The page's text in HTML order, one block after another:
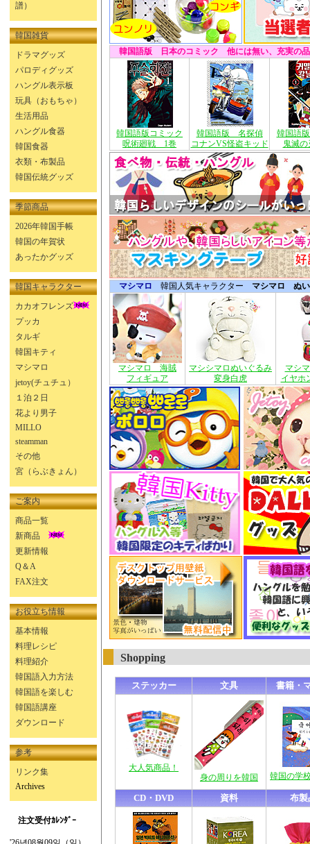
譜）
韓国雑貨
ドラマグッズ
パロディグッズ
ハングル表示板
玩具（おもちゃ）
生活用品
ハングル食器
韓国食器
衣類・布製品
韓国伝統グッズ
季節商品
2026年韓国手帳
韓国の年賀状
あったかグッズ
韓国キャラクター
カカオフレンズ
プッカ
タルギ
韓国キティ
マシマロ
jetoy(チュチュ）
１泊２日
花より男子
MILLO
steamman
その他
宮（らぶきょん）
ご案内
商品一覧
新商品
更新情報
Q＆A
FAX注文
お役立ち情報
基本情報
料理レシピ
料理紹介
韓国語入力方法
韓国語を楽しむ
韓国語講座
ダウンロード
参考
リンク集
Archives
注文受付ｶﾚﾝﾀﾞｰ
韓国語版 日本のコミック 他には無い、充実の
韓国語版コミック
呪術廻戦 1巻
韓国語版 名探偵
コナンVS怪盗キッド
韓国語
鬼滅
マシマロ 韓国人気キャラクター マシマロ ぬい
マシマロ 海賊
フィギュア
マシシマロぬいぐるみ
変身白虎
マシ
イヤホ
Shopping
ステッカー 文具 書籍・
大人気商品！
身の周りを韓国
韓国の学
CD・DVD 資料 布製